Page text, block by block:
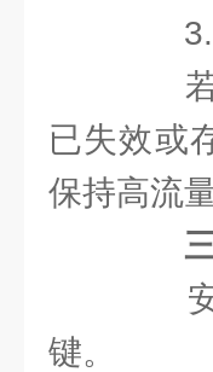
3.三
若
已失效或
保持高流
安
键。